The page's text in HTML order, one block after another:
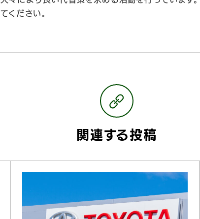
てください。
関連する投稿